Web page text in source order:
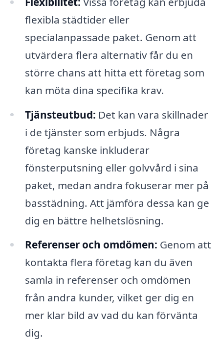
flexibla städtider eller
specialanpassade paket. Genom att
utvärdera flera alternativ får du en
större chans att hitta ett företag som
kan möta dina specifika krav.
Tjänsteutbud: Det kan vara skillnader
i de tjänster som erbjuds. Några
företag kanske inkluderar
fönsterputsning eller golvvård i sina
paket, medan andra fokuserar mer på
basstädning. Att jämföra dessa kan ge
dig en bättre helhetslösning.
Referenser och omdömen: Genom att
kontakta flera företag kan du även
samla in referenser och omdömen
från andra kunder, vilket ger dig en
mer klar bild av vad du kan förvänta
dig.